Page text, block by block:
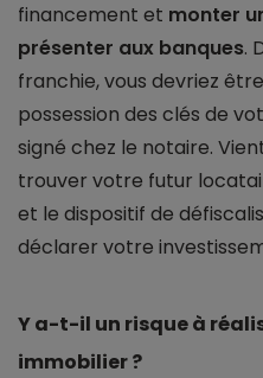
financement et monter
présenter aux banques.
franchie, vous devriez
possession des clés de
signé chez le notaire.
trouver votre futur
et le dispositif de
déclarer votre
Y a-t-il un risque à
immobilier ?